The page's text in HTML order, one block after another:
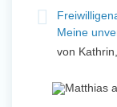
Meine
von